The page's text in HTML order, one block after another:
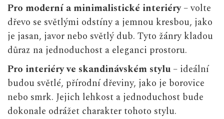
Pro moderní a minimalistické interiéry– volte
dřevo se světlými odstíny a jemnou kresbou, jako
je jasan, javor nebo světlý dub. Tyto žánry kladou
důraz na jednoduchost a eleganci prostoru.
Pro interiéry ve skandinávském stylu – ideální
budou světlé, přírodní dřeviny, jako je borovice
nebo smrk. Jejich lehkost a jednoduchost bude
dokonale odrážet charakter tohoto stylu.